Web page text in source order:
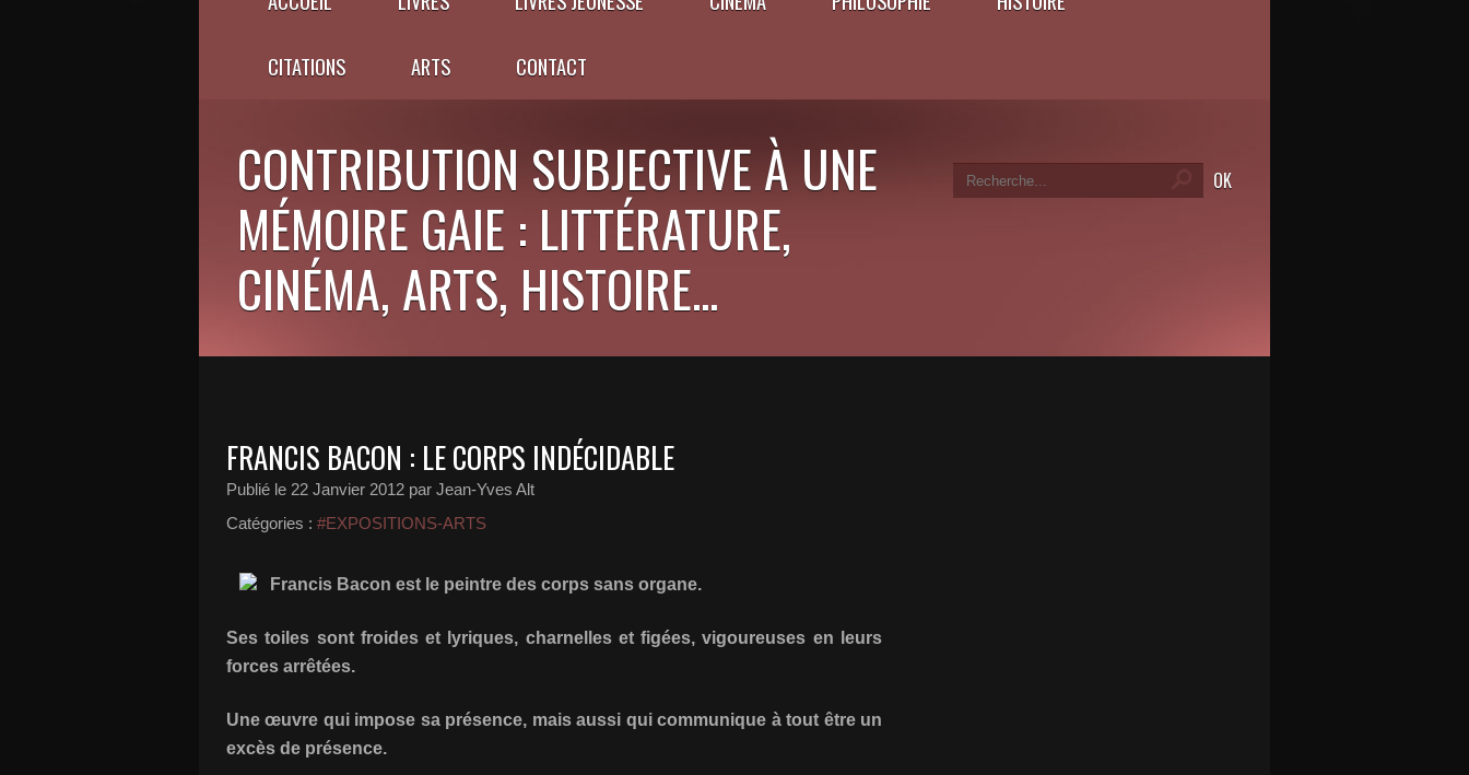
CITATIONS ARTS CONTACT
CONTRIBUTION SUBJECTIVE À UNE
MÉMOIRE GAIE : LITTÉRATURE,
CINÉMA, ARTS, HISTOIRE...
FRANCIS BACON : LE CORPS INDÉCIDABLE
Publié le 22 Janvier 2012 par Jean-Yves Alt
Catégories : #EXPOSITIONS-ARTS
Francis Bacon est le peintre des corps sans organe.
Ses toiles sont froides et lyriques, charnelles et figées, vigoureuses en leurs
forces arrêtées.
Une œuvre qui impose sa présence, mais aussi qui communique à tout être un
excès de présence.